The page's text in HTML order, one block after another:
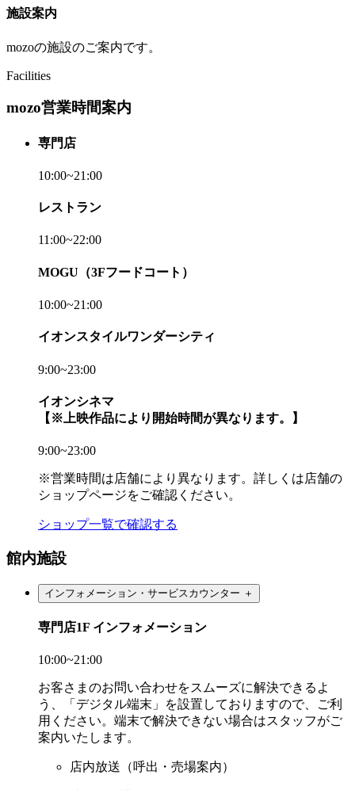
施設案内
mozoの施設のご案内です。
Facilities
mozo営業時間案内
専門店
10:00~21:00
レストラン
11:00~22:00
MOGU（3Fフードコート）
10:00~21:00
イオンスタイルワンダーシティ
9:00~23:00
イオンシネマ
【※上映作品により開始時間が異なります。】
9:00~23:00
※営業時間は店舗により異なります。詳しくは店舗の
ショップページをご確認ください。
ショップ一覧で確認する
館内施設
インフォメーション・サービスカウンター ＋
専門店1F インフォメーション
10:00~21:00
お客さまのお問い合わせをスムーズに解決できるよ
う、「デジタル端末」を設置しておりますので、ご利
用ください。端末で解決できない場合はスタッフがご
案内いたします。
店内放送（呼出・売場案内）